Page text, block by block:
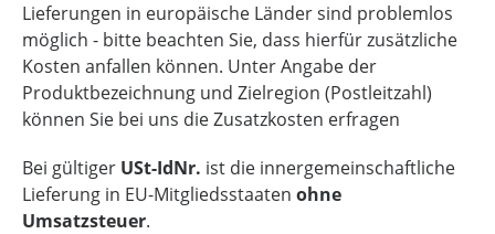
Lieferungen in europäische Länder sind problemlos
möglich - bitte beachten Sie, dass hierfür zusätzliche
Kosten anfallen können. Unter Angabe der
Produktbezeichnung und Zielregion (Postleitzahl)
können Sie bei uns die Zusatzkosten erfragen
Bei gültiger USt-IdNr. ist die innergemeinschaftliche
Lieferung in EU-Mitgliedsstaaten ohne
Umsatzsteuer.